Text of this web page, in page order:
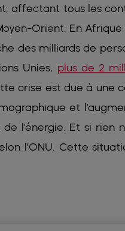
affectant tous les
Orient. En
des milliards de
Unies, plus de 2
crise est due à une
et
l’énergie. Et si
l’ONU. Cette